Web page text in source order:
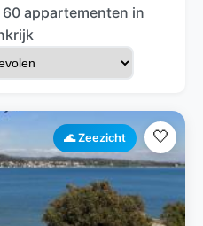
appartementen in
🌊 Zeezicht 🤍